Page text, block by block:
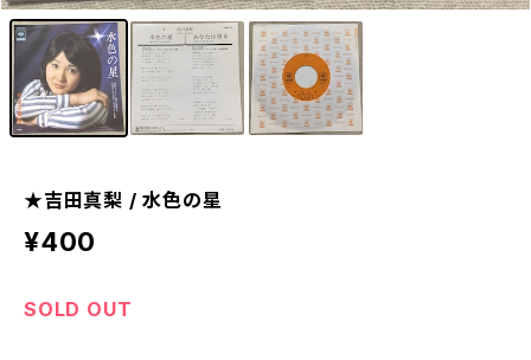
★吉田真梨 / 水色の星
¥400
SOLD OUT